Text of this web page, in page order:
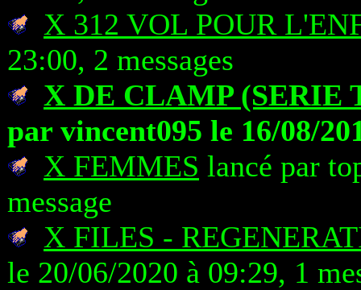
X 312 VOL POUR
23:00, 2 messages
X DE CLAMP (SERIE
par vincent095 le 16/08/
X FEMMES lancé par
message
X FILES -
le 20/06/2020 à 09:29, 1